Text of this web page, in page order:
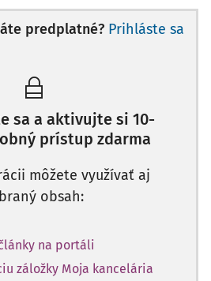
predplatné? Prihláste sa
sa a aktivujte si 10-
prístup zdarma
môžete využívať aj
obsah:
na portáli
záložky Moja kancelária